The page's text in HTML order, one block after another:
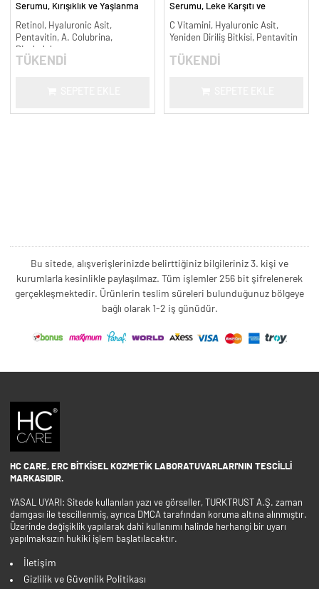
Serumu, Kırışıklık ve Yaşlanma
Retinol, Hyaluronic Asit,
Pentavitin, A. Colubrina,
Bisabolol
TÜKENDİ
Serumu, Leke Karşıtı ve
C Vitamini, Hyaluronic Asit,
Yeniden Diriliş Bitkisi, Pentavitin
TÜKENDİ
Bu sitede, alışverişlerinizde belirttiğiniz bilgileriniz 3. kişi ve
kurumlarla kesinlikle paylaşılmaz. Tüm işlemler 256 bit şifrelenerek
gerçekleşmektedir. Ürünlerin teslim süreleri bulunduğunuz bölgeye
bağlı olarak 1-2 iş günüdür.
HC CARE, ERC BITKISEL KOZMETIK LABORATUVARLARI'NIN TESCILLI
MARKASIDIR.
YASAL UYARI: Sitede kullanılan yazı ve görseller, TURKTRUST A.Ş. zaman
damgası ile tescillenmiş, ayrıca DMCA tarafından koruma altına alınmıştır.
Üzerinde değişiklik yapılarak dahi kullanımı halinde herhangi bir uyarı
yapılmaksızın hukiki işlem başlatılacaktır.
İletişim
Gizlilik ve Güvenlik Politikası